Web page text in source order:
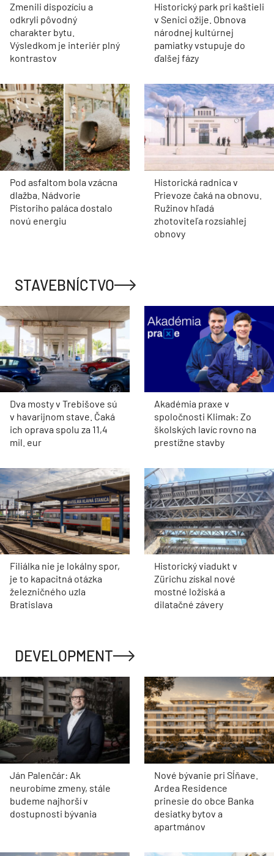
Zmenili dispozíciu a
odkryli pôvodný
charakter bytu.
Výsledkom je interiér plný
kontrastov
Historický park pri kaštieli
v Senici ožije. Obnova
národnej kultúrnej
pamiatky vstupuje do
ďalšej fázy
Pod asfaltom bola vzácna
dlažba. Nádvorie
Pistoriho paláca dostalo
novú energiu
Historická radnica v
Prievoze čaká na obnovu.
Ružinov hľadá
zhotoviteľa rozsiahlej
obnovy
STAVEBNÍCTVO
Dva mosty v Trebišove sú
v havarijnom stave. Čaká
ich oprava spolu za 11,4
mil. eur
Akadémia praxe v
spoločnosti Klimak: Zo
školských lavíc rovno na
prestížne stavby
Filiálka nie je lokálny spor,
je to kapacitná otázka
železničného uzla
Bratislava
Historický viadukt v
Zürichu získal nové
mostné ložiská a
dilatačné závery
DEVELOPMENT
Ján Palenčár: Ak
neurobíme zmeny, stále
budeme najhorší v
dostupnosti bývania
Nové bývanie pri Sĺňave.
Ardea Residence
prinesie do obce Banka
desiatky bytov a
apartmánov